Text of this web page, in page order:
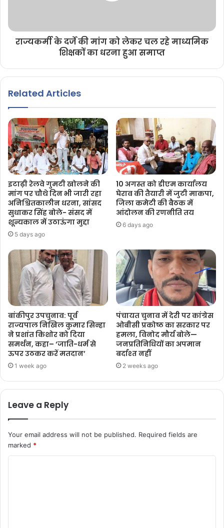
राज्यकर्मी के दर्जे की मांग को लेकर चल रहे माध्यमिक
शिक्षकों का धरना हुआ समाप्त
Related Articles
इटाढ़ी रेलवे गुमटी खोलने की
मांग पर चौथे दिन भी जारी रहा
अनिश्चितकालीन धरना, सांसद
सुधाकर सिंह बोले- संसद में
शून्यकाल में उठाऊंगा मुद्दा
5 days ago
10 अगस्त को डीएम कार्यालय
घेराव की तैयारी में जुटी माकपा,
जिला कमेटी की बैठक में
आंदोलन की रणनीति तय
6 days ago
बांकीपुर उपचुनाव: पूर्व
राज्यपाल निखिल कुमार सिन्हा
ने प्रशांत किशोर को दिया
समर्थन, कहा– ‘जाति-धर्म से
ऊपर उठकर करें मतदान’
1 week ago
पंचायत चुनाव में देरी पर कांग्रेस
ओबीसी प्रकोष्ठ का सरकार पर
हमला, विनोद मौर्य बोले—
जनप्रतिनिधियों का अपमान
बर्दाश्त नहीं
2 weeks ago
Leave a Reply
Your email address will not be published. Required fields are
marked *